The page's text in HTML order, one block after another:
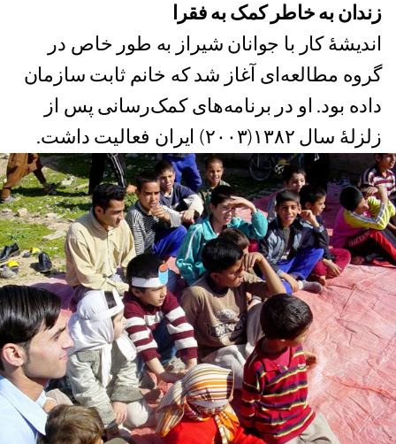
زندان به خاطر کمک به فقرا
اندیشۀ کار با جوانان شیراز به طور خاص در
گروه مطالعه‌ای آغاز شد که خانم ثابت سازمان
داده بود. او در برنامه‌های کمک‌رسانی پس از
زلزلۀ سال ١٣٨٢(٢٠٠٣) ایران فعاليت داشت.